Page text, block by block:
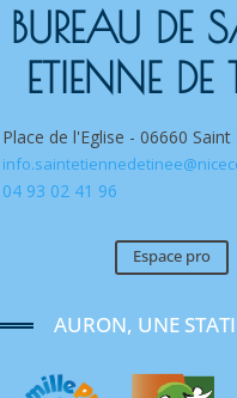
BUREAU DE
ETIENNE DE
Place de l'Eglise - 06660
04 93 02 41 96
Espace pro
AURON, UNE